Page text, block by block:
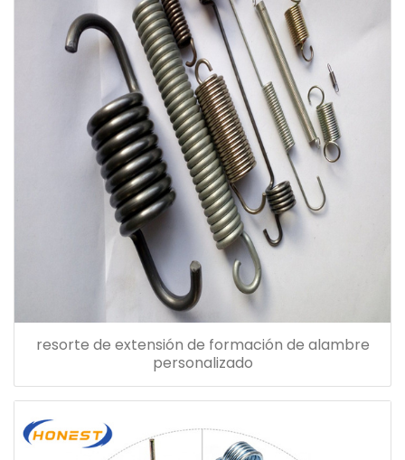
resorte de extensión de formación de alambre
personalizado